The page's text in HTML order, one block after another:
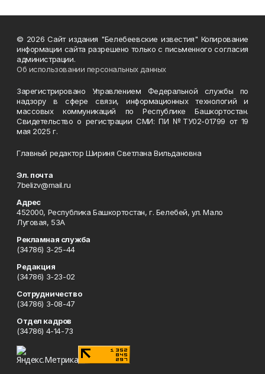
© 2026 Сайт издания "Белебеевские известия" Копирование
информации сайта разрешено только с письменного согласия
администрации.
Об использовании персональных данных
Зарегистрировано Управлением Федеральной службы по
надзору в сфере связи, информационных технологий и
массовых коммуникаций по Республике Башкортостан.
Свидетельство о регистрации СМИ: ПИ №ТУ02-01799 от 19
мая 2025 г.
Главный редактор Шириня Светлана Вильдановна
Эл. почта
7belizv@mail.ru
Адрес
452000, Республика Башкортостан, г. Белебей, ул. Мало
Луговая, 53А
Рекламная служба
(34786) 3-25-44
Редакция
(34786) 3-23-02
Сотрудничество
(34786) 3-08-47
Отдел кадров
(34786) 4-14-73